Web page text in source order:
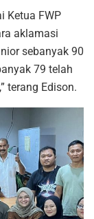
Ketua FWP
aklamasi
sebanyak 90
79 telah
terang Edison.